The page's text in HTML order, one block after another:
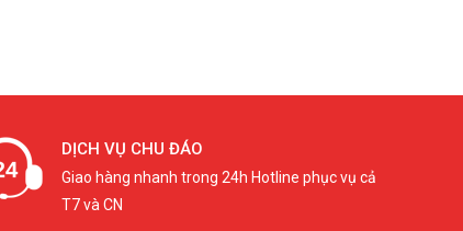
DỊCH VỤ CHU ĐÁO
Giao hàng nhanh trong 24h Hotline phục vụ cả
T7 và CN